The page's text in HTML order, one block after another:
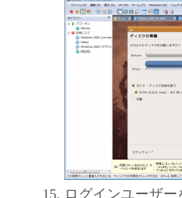
ログインユーザー